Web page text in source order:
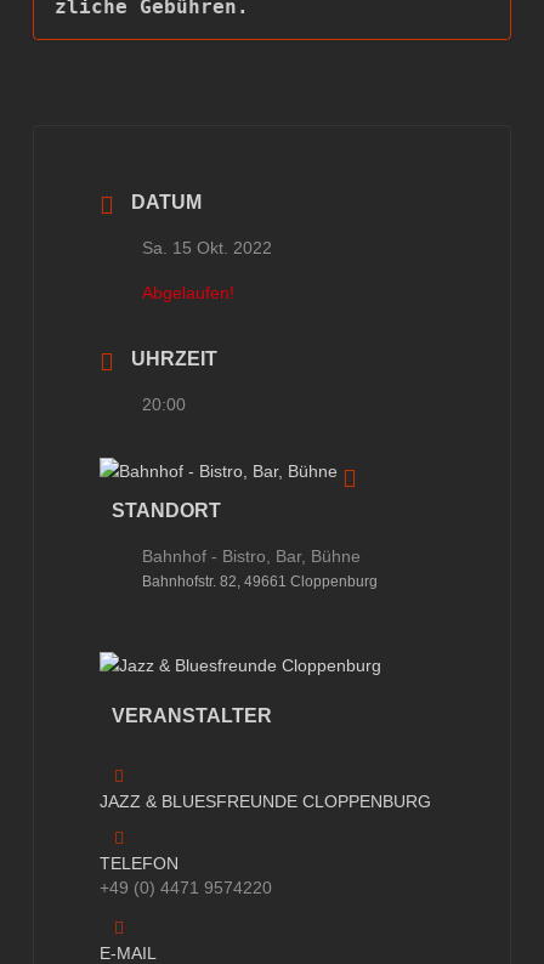
zliche Gebühren.
DATUM
Sa. 15 Okt. 2022
Abgelaufen!
UHRZEIT
20:00
STANDORT
Bahnhof - Bistro, Bar, Bühne
Bahnhofstr. 82, 49661 Cloppenburg
VERANSTALTER
JAZZ & BLUESFREUNDE CLOPPENBURG
TELEFON
+49 (0) 4471 9574220
E-MAIL